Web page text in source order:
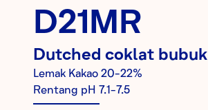
D21MR
Dutched coklat bubuk
Lemak Kakao 20-22%
Rentang pH 7.1-7.5